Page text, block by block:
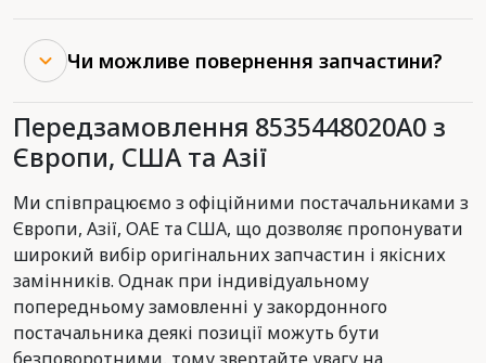
Чи можливе повернення запчастини?
Передзамовлення 8535448020A0 з
Європи, США та Азії
Ми співпрацюємо з офіційними постачальниками з
Європи, Азії, ОАЕ та США, що дозволяє пропонувати
широкий вибір оригінальних запчастин і якісних
замінників. Однак при індивідуальному
попередньому замовленні у закордонного
постачальника деякі позиції можуть бути